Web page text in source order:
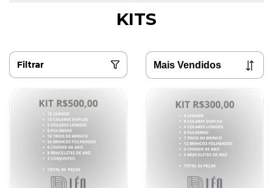
KITS
Filtrar